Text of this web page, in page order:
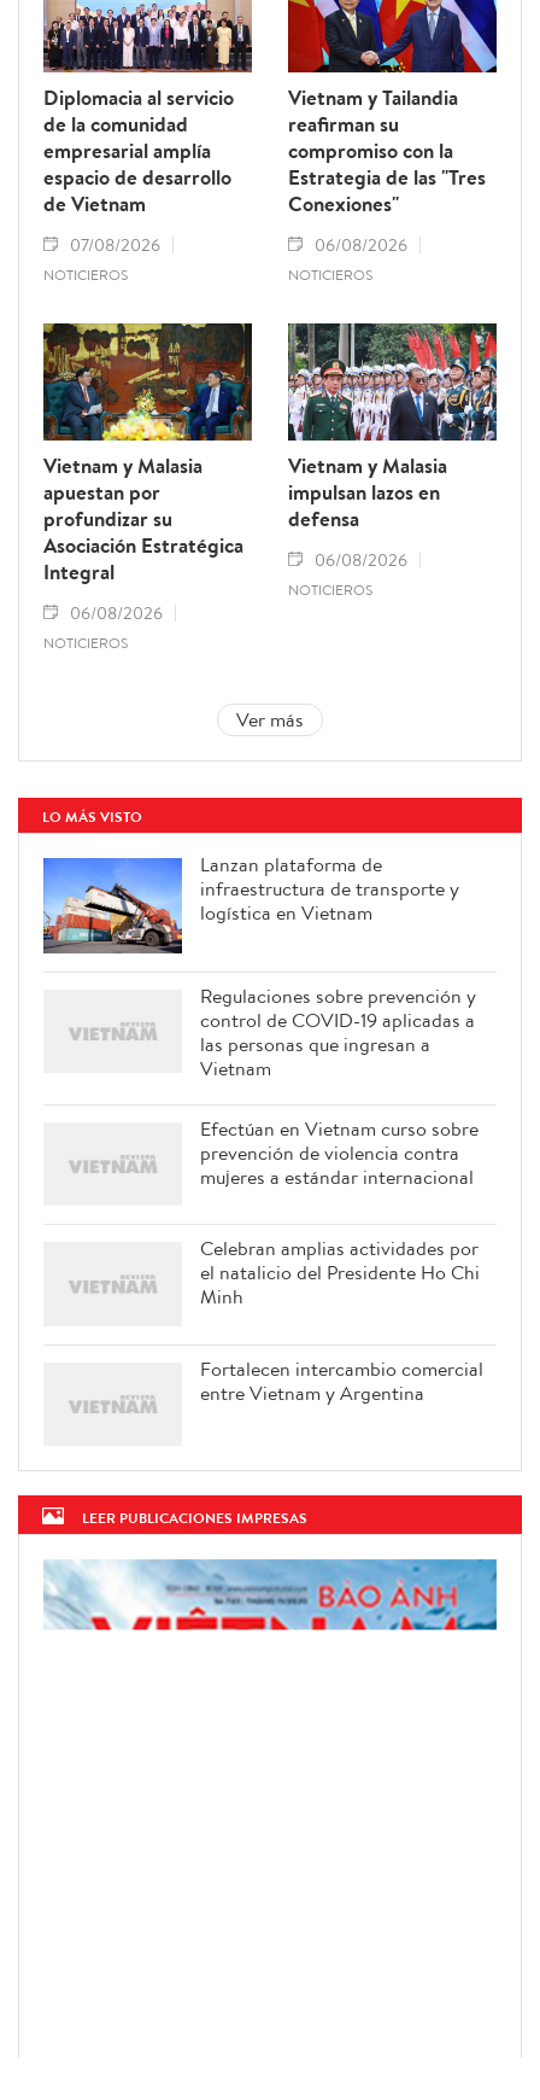
Diplomacia al servicio
de la comunidad
empresarial amplía
espacio de desarrollo
de Vietnam
07/08/2026
NOTICIEROS
Vietnam y Tailandia
reafirman su
compromiso con la
Estrategia de las "Tres
Conexiones"
06/08/2026
NOTICIEROS
Vietnam y Malasia
apuestan por
profundizar su
Asociación Estratégica
Integral
06/08/2026
NOTICIEROS
Vietnam y Malasia
impulsan lazos en
defensa
06/08/2026
NOTICIEROS
Ver más
LO MÁS VISTO
Lanzan plataforma de
infraestructura de transporte y
logística en Vietnam
Regulaciones sobre prevención y
control de COVID-19 aplicadas a
las personas que ingresan a
Vietnam
Efectúan en Vietnam curso sobre
prevención de violencia contra
mujeres a estándar internacional
Celebran amplias actividades por
el natalicio del Presidente Ho Chi
Minh
Fortalecen intercambio comercial
entre Vietnam y Argentina
LEER PUBLICACIONES IMPRESAS